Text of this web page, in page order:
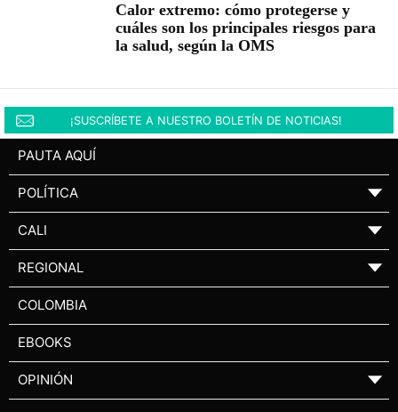
Calor extremo: cómo protegerse y
cuáles son los principales riesgos para
la salud, según la OMS
¡SUSCRÍBETE A NUESTRO BOLETÍN DE NOTICIAS!
PAUTA AQUÍ
POLÍTICA ▼
CALI ▼
REGIONAL ▼
COLOMBIA
EBOOKS
OPINIÓN ▼